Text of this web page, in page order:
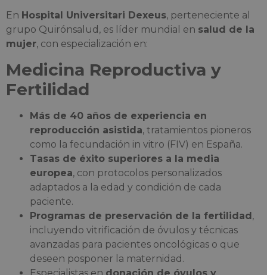
En Hospital Universitari Dexeus, perteneciente al
grupo Quirónsalud, es líder mundial en salud de la
mujer, con especialización en:
Medicina Reproductiva y
Fertilidad
Más de 40 años de experiencia en
reproducción asistida, tratamientos pioneros
como la fecundación in vitro (FIV) en España.
Tasas de éxito superiores a la media
europea, con protocolos personalizados
adaptados a la edad y condición de cada
paciente.
Programas de preservación de la fertilidad,
incluyendo vitrificación de óvulos y técnicas
avanzadas para pacientes oncológicas o que
deseen posponer la maternidad.
Especialistas en donación de óvulos y